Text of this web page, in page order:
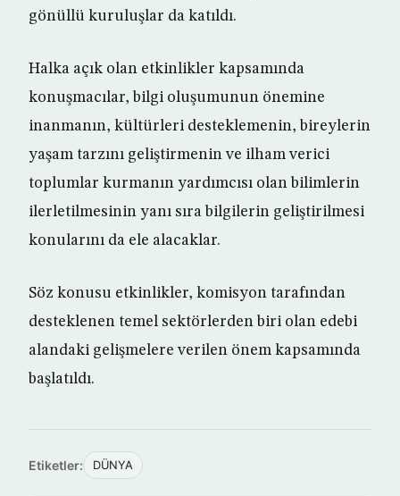
gönüllü kuruluşlar da katıldı.
Halka açık olan etkinlikler kapsamında
konuşmacılar, bilgi oluşumunun önemine
inanmanın, kültürleri desteklemenin, bireylerin
yaşam tarzını geliştirmenin ve ilham verici
toplumlar kurmanın yardımcısı olan bilimlerin
ilerletilmesinin yanı sıra bilgilerin geliştirilmesi
konularını da ele alacaklar.
Söz konusu etkinlikler, komisyon tarafından
desteklenen temel sektörlerden biri olan edebi
alandaki gelişmelere verilen önem kapsamında
başlatıldı.
Etiketler: DÜNYA